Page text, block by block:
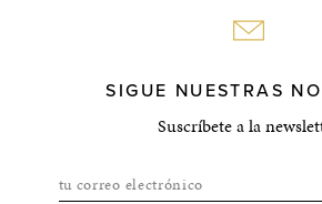
SIGUE NUESTRAS
Suscríbete a la
tu correo electrónico